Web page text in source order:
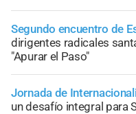
Segundo encuentro de
dirigentes radicales
"Apurar el Paso"
Jornada de
un desafío integral para